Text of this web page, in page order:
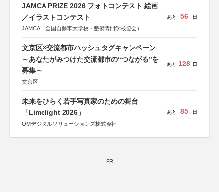
JAMCA PRIZE 2026 フォトコンテスト 絵画
／イラストコンテスト
JAMCA（全国自動車大学校・整備専門学校協会）
あと 56 日
文京区×交流都市ハッシュタグキャンペーン
～あなたがみつけた交流都市の“つながる”を
募集～
文京区
あと 128 日
未来をひらく若手写真家のための舞台
「Limelight 2026」
OMデジタルソリューションズ株式会社
あと 85 日
PR